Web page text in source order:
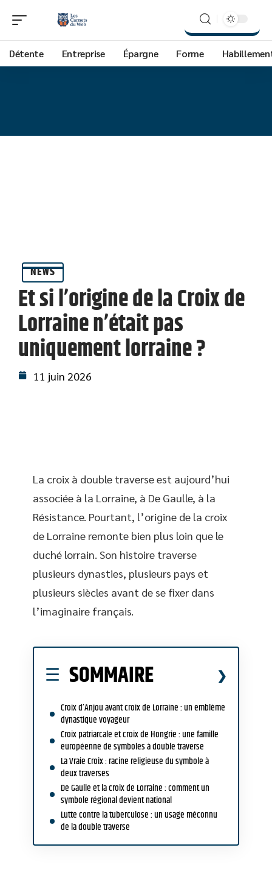
Détente Entreprise Épargne Forme
NEWS
Et si l’origine de la Croix de
Lorraine n’était pas
uniquement lorraine ?
11 juin 2026
La croix à double traverse est aujourd’hui
associée à la Lorraine, à De Gaulle, à la
Résistance. Pourtant, l’origine de la croix
de Lorraine remonte bien plus loin que le
duché lorrain. Son histoire traverse
plusieurs dynasties, plusieurs pays et
plusieurs siècles avant de se fixer dans
l’imaginaire français.
SOMMAIRE
Croix d’Anjou avant croix de Lorraine : un emblème
dynastique voyageur
Croix patriarcale et croix de Hongrie : une famille
européenne de symboles à double traverse
La Vraie Croix : racine religieuse du symbole à
deux traverses
De Gaulle et la croix de Lorraine : comment un
symbole régional devient national
Lutte contre la tuberculose : un usage méconnu
de la double traverse